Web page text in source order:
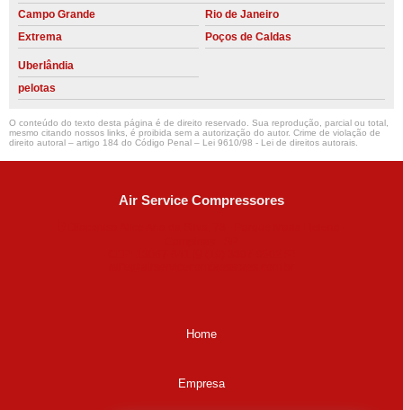
Campo Grande
Rio de Janeiro
Extrema
Poços de Caldas
Uberlândia
pelotas
O conteúdo do texto desta página é de direito reservado. Sua reprodução, parcial ou total,
mesmo citando nossos links, é proibida sem a autorização do autor. Crime de violação de
direito autoral – artigo 184 do Código Penal – Lei 9610/98 - Lei de direitos autorais.
Air Service Compressores
Home
Empresa